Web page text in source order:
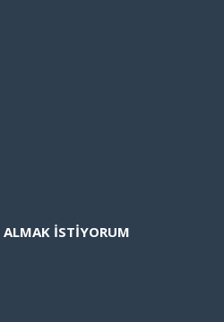
İSTİYORUM